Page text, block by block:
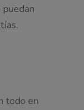
todo en